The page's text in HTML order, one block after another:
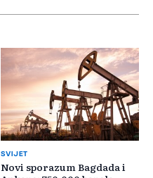
SVIJET
Novi sporazum Bagdada i